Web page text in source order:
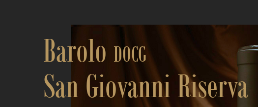
Barolo DOCG
San Giovanni Riserva